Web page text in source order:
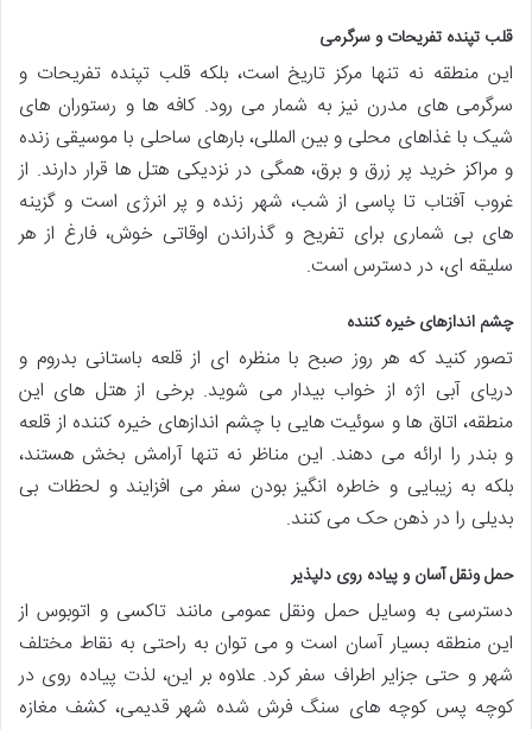
قلب تپنده تفریحات و سرگرمی
این منطقه نه تنها مرکز تاریخ است، بلکه قلب تپنده تفریحات و
سرگرمی های مدرن نیز به شمار می رود. کافه ها و رستوران های
شیک با غذاهای محلی و بین المللی، بارهای ساحلی با موسیقی زنده
و مراکز خرید پر زرق و برق، همگی در نزدیکی هتل ها قرار دارند. از
غروب آفتاب تا پاسی از شب، شهر زنده و پر انرژی است و گزینه
های بی شماری برای تفریح و گذراندن اوقاتی خوش، فارغ از هر
سلیقه ای، در دسترس است.
چشم اندازهای خیره کننده
تصور کنید که هر روز صبح با منظره ای از قلعه باستانی بدروم و
دریای آبی اژه از خواب بیدار می شوید. برخی از هتل های این
منطقه، اتاق ها و سوئیت هایی با چشم اندازهای خیره کننده از قلعه
و بندر را ارائه می دهند. این مناظر نه تنها آرامش بخش هستند،
بلکه به زیبایی و خاطره انگیز بودن سفر می افزایند و لحظات بی
بدیلی را در ذهن حک می کنند.
حمل ونقل آسان و پیاده روی دلپذیر
دسترسی به وسایل حمل ونقل عمومی مانند تاکسی و اتوبوس از
این منطقه بسیار آسان است و می توان به راحتی به نقاط مختلف
شهر و حتی جزایر اطراف سفر کرد. علاوه بر این، لذت پیاده روی در
کوچه پس کوچه های سنگ فرش شده شهر قدیمی، کشف مغازه